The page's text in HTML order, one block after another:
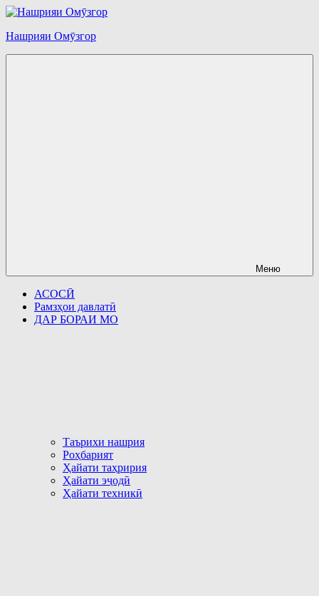
Перейти
содержимому
Нашрияи Омӯзгор
Меню
АСОСӢ
Рамзҳои давлатӣ
ДАР БОРАИ МО
Таърихи нашрия
Роҳбарият
Ҳайати таҳририя
Ҳайати эҷодӣ
Ҳайати техникӣ